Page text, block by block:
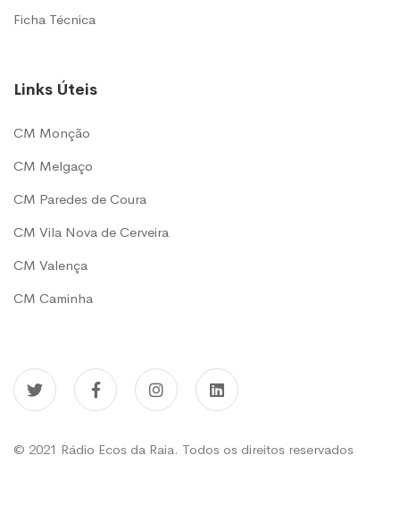
Ficha Técnica
Links Úteis
CM Monção
CM Melgaço
CM Paredes de Coura
CM Vila Nova de Cerveira
CM Valença
CM Caminha
© 2021 Rádio Ecos da Raia. Todos os direitos reservados